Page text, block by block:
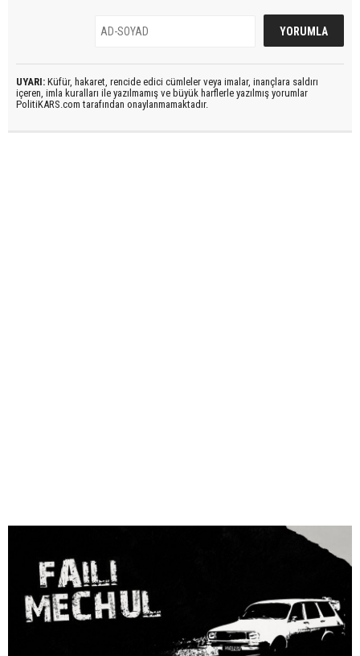
UYARI: Küfür, hakaret, rencide edici cümleler veya imalar, inançlara saldırı
içeren, imla kuralları ile yazılmamış ve büyük harflerle yazılmış yorumlar
PolitiKARS.com tarafından onaylanmamaktadır.